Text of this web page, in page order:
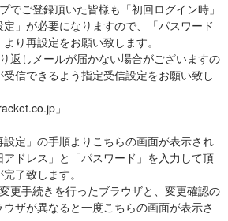
でご登録頂いた皆様も「初回ログイン時」
」が必要になりますので、「パスワード
り再設定をお願い致します。
返しメールが届かない場合がございますの
信できるよう指定受信設定をお願い致し
」
定」の手順よりこちらの画面が表示され
ドレス」と「パスワード」を入力して頂
了致します。
更手続きを行ったブラウザと、変更確認の
ザが異なると一度こちらの画面が表示さ